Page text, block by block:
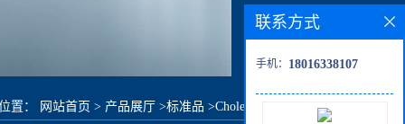
置： 网站首页 > 产品展厅 >标准品 >Cholesteryl Arachidate
联系方式
手机： 18016338107